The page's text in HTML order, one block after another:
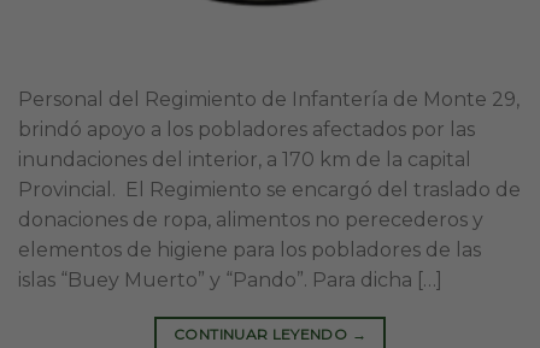
Personal del Regimiento de Infantería de Monte 29,
brindó apoyo a los pobladores afectados por las
inundaciones del interior, a 170 km de la capital
Provincial. El Regimiento se encargó del traslado de
donaciones de ropa, alimentos no perecederos y
elementos de higiene para los pobladores de las
islas “Buey Muerto” y “Pando”. Para dicha […]
CONTINUAR LEYENDO →